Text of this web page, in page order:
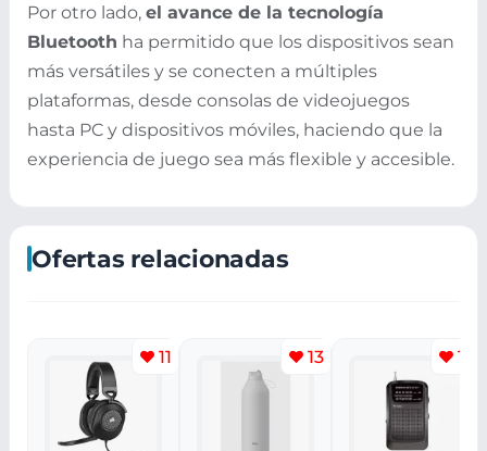
Por otro lado, el avance de la tecnología
Bluetooth ha permitido que los dispositivos sean
más versátiles y se conecten a múltiples
plataformas, desde consolas de videojuegos
hasta PC y dispositivos móviles, haciendo que la
experiencia de juego sea más flexible y accesible.
Ofertas relacionadas
11 13 10